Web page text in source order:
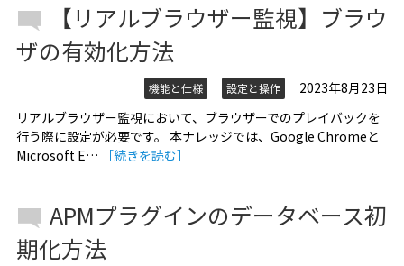
【リアルブラウザー監視】ブラウ
ザの有効化方法
機能と仕様 設定と操作
2023年8月23日
リアルブラウザー監視において、ブラウザーでのプレイバックを
行う際に設定が必要です。 本ナレッジでは、Google Chromeと
Microsoft E…
［続きを読む］
APMプラグインのデータベース初
期化方法